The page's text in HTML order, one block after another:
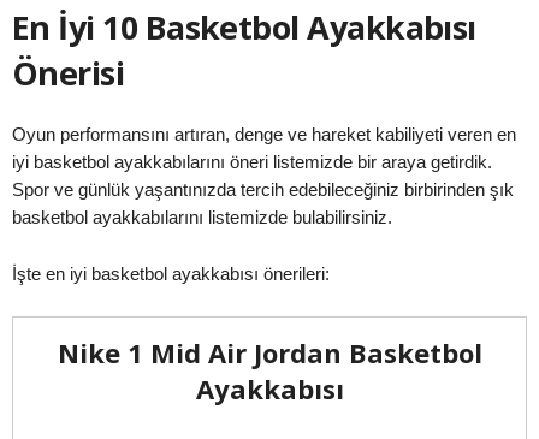
En İyi 10 Basketbol Ayakkabısı
Önerisi
Oyun performansını artıran, denge ve hareket kabiliyeti veren en
iyi basketbol ayakkabılarını öneri listemizde bir araya getirdik.
Spor ve günlük yaşantınızda tercih edebileceğiniz birbirinden şık
basketbol ayakkabılarını listemizde bulabilirsiniz.
İşte en iyi basketbol ayakkabısı önerileri:
Nike 1 Mid Air Jordan Basketbol
Ayakkabısı